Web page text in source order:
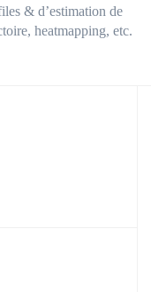
& d’estimation de
heatmapping, etc.